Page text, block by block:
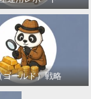
ゴールド）戦略